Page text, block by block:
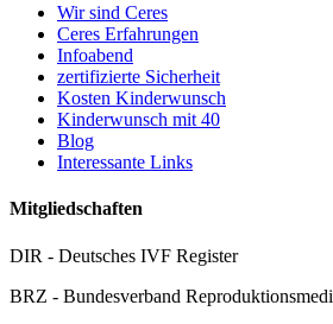
Wir sind Ceres
Ceres Erfahrungen
Infoabend
zertifizierte Sicherheit
Kosten Kinderwunsch
Kinderwunsch mit 40
Blog
Interessante Links
Mitgliedschaften
DIR - Deutsches IVF Register
BRZ - Bundesverband